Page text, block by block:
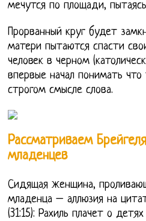
мечутся по площади,
Прорванный круг будет
матери пытаются спасти
человек в черном
впервые начал понимать
строгом смысле слова.
Рассматриваем
младенцев
Сидящая женщина,
младенца – аллюзия на
(31:15): Рахиль плачет о